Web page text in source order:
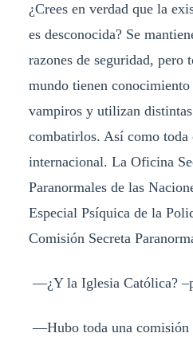
¿Crees en verdad que la
es desconocida? Se
razones de seguridad, pero
mundo tienen
vampiros y utilizan
combatirlos. Así como toda
internacional. La Oficina
Paranormales de las
Especial Psíquica de la
Comisión Secreta
—¿Y la Iglesia Católica?
—Hubo toda una comisión